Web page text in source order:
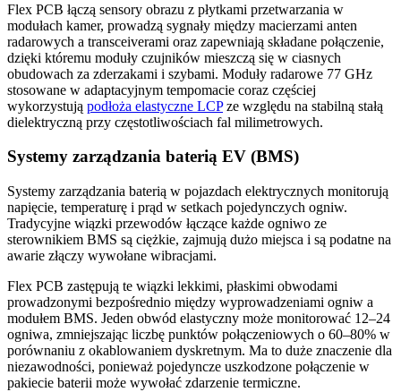
Flex PCB łączą sensory obrazu z płytkami przetwarzania w
modułach kamer, prowadzą sygnały między macierzami anten
radarowych a transceiverami oraz zapewniają składane połączenie,
dzięki któremu moduły czujników mieszczą się w ciasnych
obudowach za zderzakami i szybami. Moduły radarowe 77 GHz
stosowane w adaptacyjnym tempomacie coraz częściej
wykorzystują podłoża elastyczne LCPze względu na stabilną stałą
dielektryczną przy częstotliwościach fal milimetrowych.
Systemy zarządzania baterią EV (BMS)
Systemy zarządzania baterią w pojazdach elektrycznych monitorują
napięcie, temperaturę i prąd w setkach pojedynczych ogniw.
Tradycyjne wiązki przewodów łączące każde ogniwo ze
sterownikiem BMS są ciężkie, zajmują dużo miejsca i są podatne na
awarie złączy wywołane wibracjami.
Flex PCB zastępują te wiązki lekkimi, płaskimi obwodami
prowadzonymi bezpośrednio między wyprowadzeniami ogniw a
modułem BMS. Jeden obwód elastyczny może monitorować 12–24
ogniwa, zmniejszając liczbę punktów połączeniowych o 60–80% w
porównaniu z okablowaniem dyskretnym. Ma to duże znaczenie dla
niezawodności, ponieważ pojedyncze uszkodzone połączenie w
pakiecie baterii może wywołać zdarzenie termiczne.